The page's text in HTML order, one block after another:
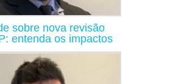
sobre nova revisão
entenda os impactos